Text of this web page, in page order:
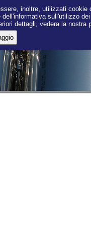
inoltre, utilizzati
sull'utilizzo
dettagli, vedera la nostra